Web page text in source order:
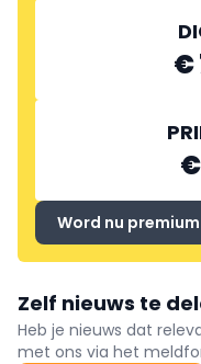
€
Word nu
Zelf nieuws te
Heb je nieuws dat
met ons via het